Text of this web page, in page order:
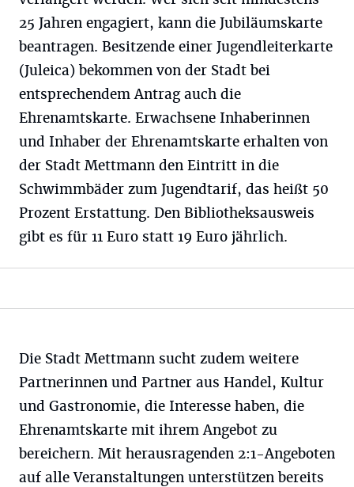
25 Jahren engagiert, kann die Jubiläumskarte
beantragen. Besitzende einer Jugendleiterkarte
(Juleica) bekommen von der Stadt bei
entsprechendem Antrag auch die
Ehrenamtskarte. Erwachsene Inhaberinnen
und Inhaber der Ehrenamtskarte erhalten von
der Stadt Mettmann den Eintritt in die
Schwimmbäder zum Jugendtarif, das heißt 50
Prozent Erstattung. Den Bibliotheksausweis
gibt es für 11 Euro statt 19 Euro jährlich.
Die Stadt Mettmann sucht zudem weitere
Partnerinnen und Partner aus Handel, Kultur
und Gastronomie, die Interesse haben, die
Ehrenamtskarte mit ihrem Angebot zu
bereichern. Mit herausragenden 2:1-Angeboten
auf alle Veranstaltungen unterstützen bereits